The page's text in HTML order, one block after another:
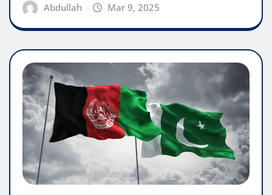
Abdullah Mar 9, 2025